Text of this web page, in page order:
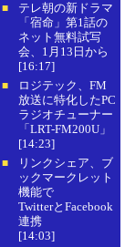
■
テレ朝の新ドラマ
「宿命」第1話の
ネット無料試写
会、1月13日から
[16:17]
■
ロジテック、FM
放送に特化したPC
ラジオチューナー
「LRT-FM200U」
[14:23]
■
リンクシェア、ブ
ックマークレット
機能で
TwitterとFacebook
連携
[14:03]